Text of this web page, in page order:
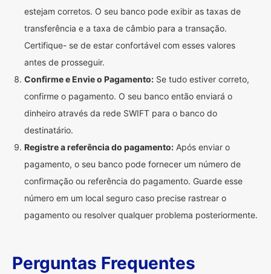
estejam corretos. O seu banco pode exibir as taxas de
transferência e a taxa de câmbio para a transação.
Certifique- se de estar confortável com esses valores
antes de prosseguir.
Confirme e Envie o Pagamento: Se tudo estiver correto,
confirme o pagamento. O seu banco então enviará o
dinheiro através da rede SWIFT para o banco do
destinatário.
Registre a referência do pagamento: Após enviar o
pagamento, o seu banco pode fornecer um número de
confirmação ou referência do pagamento. Guarde esse
número em um local seguro caso precise rastrear o
pagamento ou resolver qualquer problema posteriormente.
Perguntas Frequentes